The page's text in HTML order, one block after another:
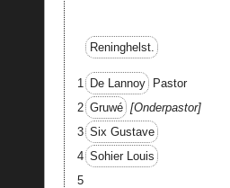
Reninghelst.
1 De Lannoy Pastor
2 Gruwé
Onderpastor
3 Six Gustave
4 Sohier Louis
5